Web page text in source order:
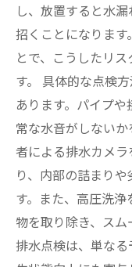
し、放置すると水
招くことになりま
とで、こうしたリ
す。 具体的な点検
あります。パイプ
常な水音がしない
者による排水カメ
り、内部の詰まり
す。また、高圧洗
物を取り除き、ス
排水点検は、単な